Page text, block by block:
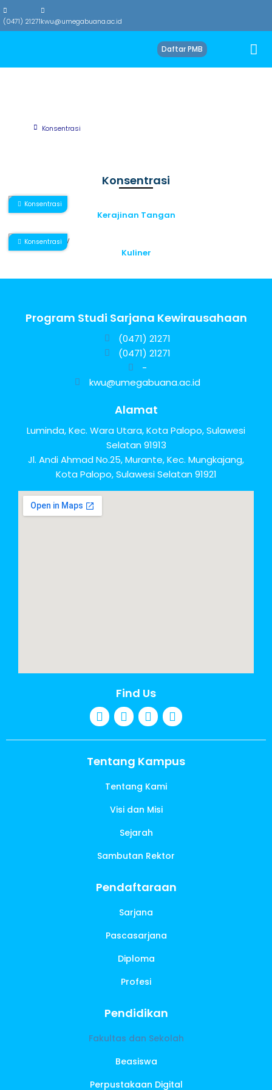
(0471) 21271kwu@umegabuana.ac.id
Daftar PMB
Konsentrasi
Konsentrasi
Konsentrasi
Kerajinan Tangan
Konsentrasi
Kuliner
Program Studi Sarjana Kewirausahaan
(0471) 21271
(0471) 21271
-
kwu@umegabuana.ac.id
Alamat
Luminda, Kec. Wara Utara, Kota Palopo, Sulawesi
Selatan 91913
Jl. Andi Ahmad No.25, Murante, Kec. Mungkajang,
Kota Palopo, Sulawesi Selatan 91921
Find Us
Tentang Kampus
Tentang Kami
Visi dan Misi
Sejarah
Sambutan Rektor
Pendaftaraan
Sarjana
Pascasarjana
Diploma
Profesi
Pendidikan
Fakultas dan Sekolah
Beasiswa
Perpustakaan Digital